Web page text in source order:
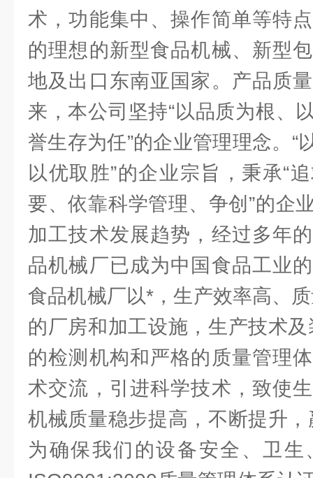
术，功能集中、操作简单等特
的理想的新型食品机械、新型
地及出口东南亚国家。产品质
来，本公司坚持“以品质为根、
誉生存为任”的企业管理理念。“
以优取胜”的企业宗旨，秉承“
要、依靠科学管理、争创”的企
加工技术发展趋势，经过多年
品机械厂已成为中国食品工业
食品机械厂以*，生产效率高、
的厂房和加工设施，生产技术
的检测机构和严格的质量管理
术交流，引进科学技术，致使
机械质量稳步提高，不断提升
为确保我们的设备安全、卫